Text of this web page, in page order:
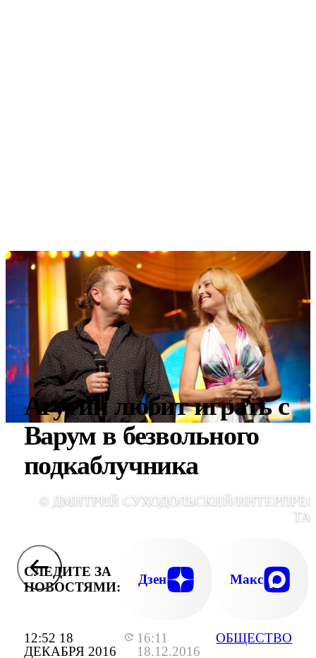
12:52 18
ДЕКАБРЯ 2016
16:11
18.12.2016
ОБЩЕСТВО
Агутин любит играть с
Варум в безвольного
подкаблучника
© ДМИТРИЙ СУХОДОЛЬСКИЙ/
СЛЕДИТЕ ЗА
НОВОСТЯМИ:
Дзен Макс